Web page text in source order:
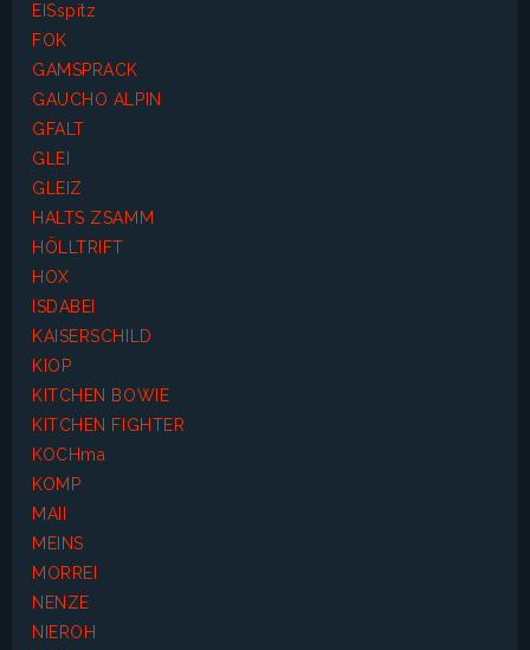
EISspitz
FOK
GAMSPRACK
GAUCHO ALPIN
GFALT
GLEI
GLEIZ
HALTS ZSAMM
HÖLLTRIFT
HOX
ISDABEI
KAISERSCHILD
KIOP
KITCHEN BOWIE
KITCHEN FIGHTER
KOCHma
KOMP
MAII
MEINS
MORREI
NENZE
NIEROH